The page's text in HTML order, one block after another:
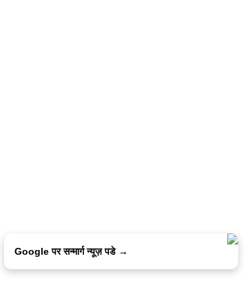
Google पर सन्मार्ग न्यूज़ पडे →